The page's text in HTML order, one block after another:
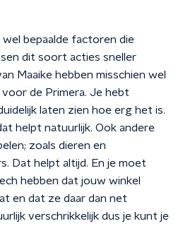
bepaalde factoren die
dit soort acties sneller
Maaike hebben misschien wel
de Primera. Je hebt
laten zien hoe erg het is.
helpt natuurlijk. Ook andere
zoals dieren en
Dat helpt altijd. En je moet
hebben dat jouw winkel
en dat ze daar dan net
verschrikkelijk dus je kunt je